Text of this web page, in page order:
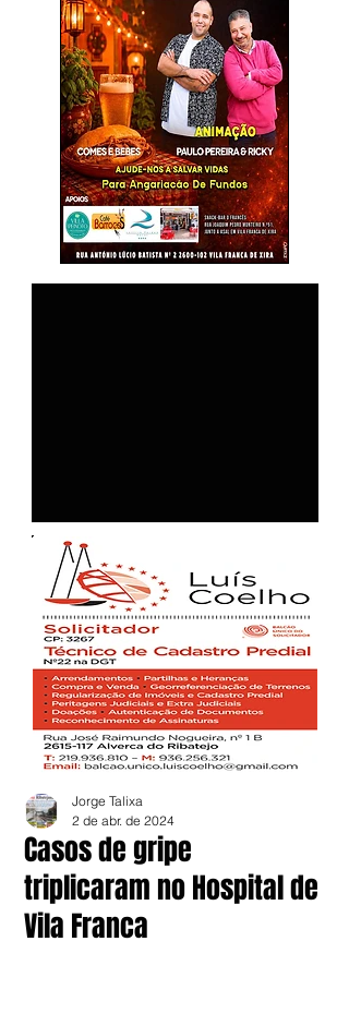
Casos de gripe
triplicaram no Hospital de
Vila Franca
Jorge Talixa
2 de abr. de 2024